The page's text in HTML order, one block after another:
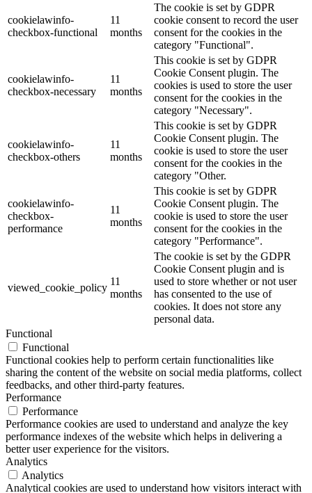
cookielawinfo-
checkbox-functional
11
months
The cookie is set by GDPR
cookie consent to record the user
consent for the cookies in the
category "Functional".
cookielawinfo-
checkbox-necessary
11
months
This cookie is set by GDPR
Cookie Consent plugin. The
cookies is used to store the user
consent for the cookies in the
category "Necessary".
cookielawinfo-
checkbox-others
11
months
This cookie is set by GDPR
Cookie Consent plugin. The
cookie is used to store the user
consent for the cookies in the
category "Other.
cookielawinfo-
checkbox-
performance
11
months
This cookie is set by GDPR
Cookie Consent plugin. The
cookie is used to store the user
consent for the cookies in the
category "Performance".
viewed_cookie_policy
11
months
The cookie is set by the GDPR
Cookie Consent plugin and is
used to store whether or not user
has consented to the use of
cookies. It does not store any
personal data.
Functional
Functional
Functional cookies help to perform certain functionalities like
sharing the content of the website on social media platforms, collect
feedbacks, and other third-party features.
Performance
Performance
Performance cookies are used to understand and analyze the key
performance indexes of the website which helps in delivering a
better user experience for the visitors.
Analytics
Analytics
Analytical cookies are used to understand how visitors interact with